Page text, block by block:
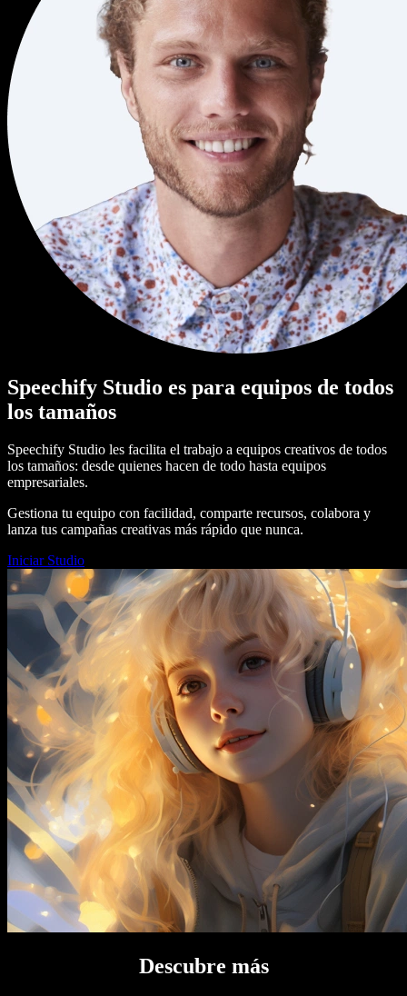
Speechify Studio es para equipos de todos
los tamaños
Speechify Studio les facilita el trabajo a equipos creativos de todos
los tamaños: desde quienes hacen de todo hasta equipos
empresariales.
Gestiona tu equipo con facilidad, comparte recursos, colabora y
lanza tus campañas creativas más rápido que nunca.
Iniciar Studio
Descubre más